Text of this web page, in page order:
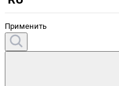
Применить